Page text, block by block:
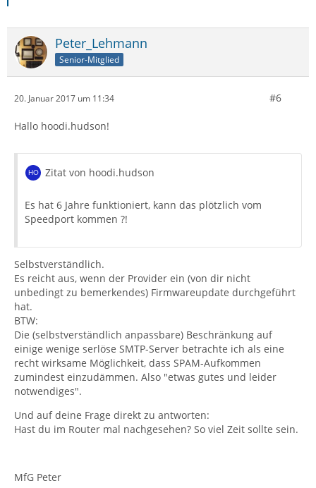
Peter_Lehmann
Senior-Mitglied
20. Januar 2017 um 11:34 #6
Hallo hoodi.hudson!
Zitat von hoodi.hudson
Es hat 6 Jahre funktioniert, kann das plötzlich vom
Speedport kommen ?!
Selbstverständlich.
Es reicht aus, wenn der Provider ein (von dir nicht
unbedingt zu bemerkendes) Firmwareupdate durchgeführt
hat.
BTW:
Die (selbstverständlich anpassbare) Beschränkung auf
einige wenige serlöse SMTP-Server betrachte ich als eine
recht wirksame Möglichkeit, dass SPAM-Aufkommen
zumindest einzudämmen. Also "etwas gutes und leider
notwendiges".
Und auf deine Frage direkt zu antworten:
Hast du im Router mal nachgesehen? So viel Zeit sollte sein.
MfG Peter